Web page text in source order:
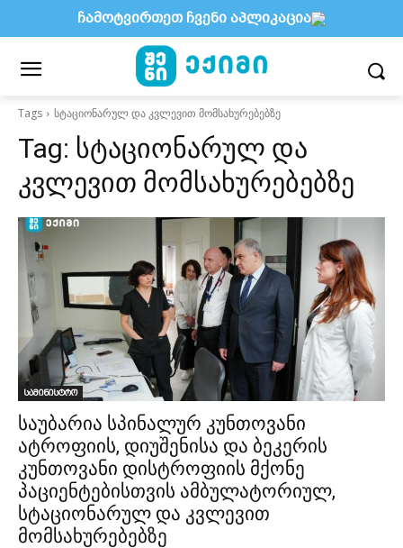
Tags სტაციონარულ და კვლევით მომსახურებებზე
Tag: სტაციონარულ და
კვლევით მომსახურებებზე
სამინისტრო
საუბარია სპინალურ კუნთოვანი
ატროფიის, დიუშენისა და ბეკერის
კუნთოვანი დისტროფიის მქონე
პაციენტებისთვის ამბულატორიულ,
სტაციონარულ და კვლევით
მომსახურებებზე
ჩამოტვირთეთ ჩვენი აპლიკაცია